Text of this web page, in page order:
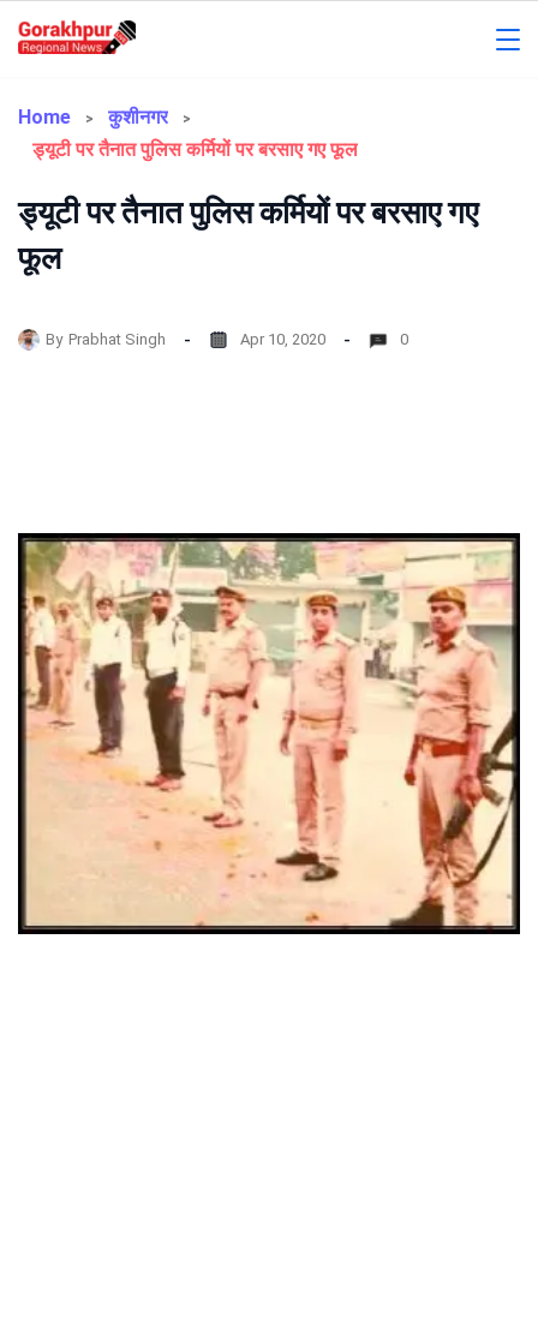
Regional
Home
कुशीनगर
ड्यूटी पर तैनात पुलिस कर्मियों पर बरसाए गए फूल
ड्यूटी पर तैनात पुलिस कर्मियों पर बरसाए गए
फूल
By Prabhat Singh Apr 10, 2020 0